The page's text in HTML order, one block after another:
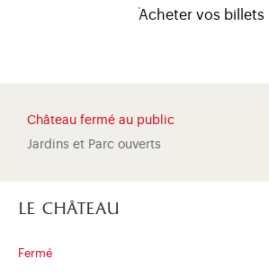
Acheter vos billets
Château fermé au public
Jardins et Parc ouverts
le château
Fermé